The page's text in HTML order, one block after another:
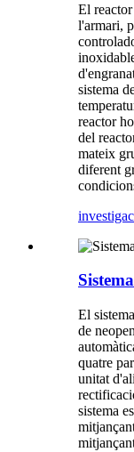
El
l'armari,
sistema
reactor
del
mateix
diferent
El
de
quatre
unitat
sistema